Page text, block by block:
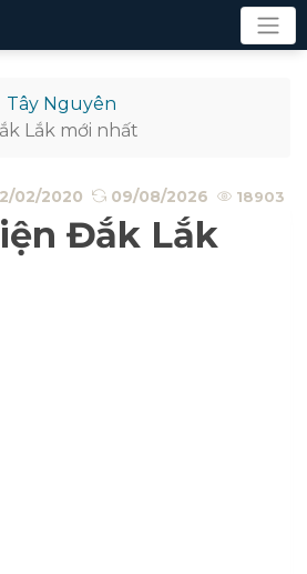
Tây Nguyên
Lắk mới nhất
02/2020 09/08/2026 18903
Đắk Lắk